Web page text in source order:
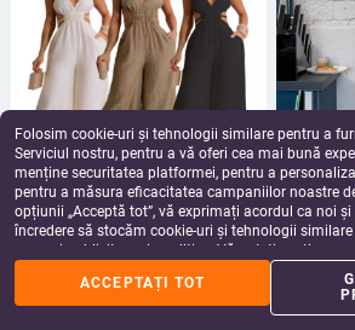
Salopetă damă - fără mâneci,
poliester, croială wide-leg - vară
2024, 95%+ conținut material
208.89Lei
add_shopping_cart
înaltă,
179.64
Folosim cookie-uri și tehnologii similare pentru a
Serviciul nostru, pentru a vă oferi cea mai bună
menține securitatea platformei, pentru a
pentru a măsura eficacitatea campaniilor noastre
opțiunii „Acceptă tot”, vă exprimați acordul ca noi
încredere să stocăm cookie-uri și tehnologii
scopuri publicitare și analitice. Vă puteți gestiona
făcând clic pe „Gestionează preferințele”. Pentru
rugăm să consultațiPolitica noastră de
ACCEPTAȚI TOT